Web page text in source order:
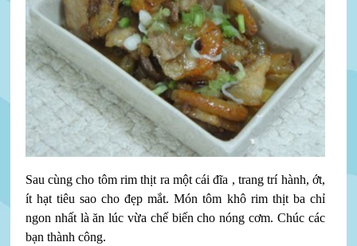
Sau cùng cho tôm rim thịt ra một cái đĩa , trang trí hành, ớt,
ít hạt tiêu sao cho đẹp mắt. Món tôm khô rim thịt ba chỉ
ngon nhất là ăn lúc vừa chế biến cho nóng cơm. Chúc các
bạn thành công.